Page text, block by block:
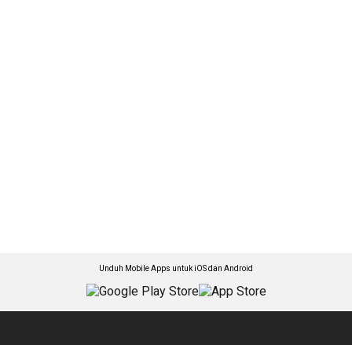
Unduh Mobile Apps untuk iOS dan Android